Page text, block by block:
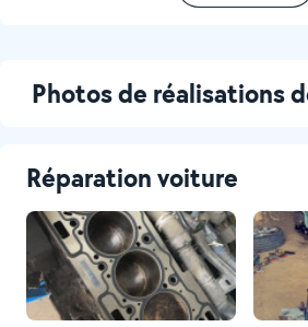
Photos de réalisations
Réparation voiture